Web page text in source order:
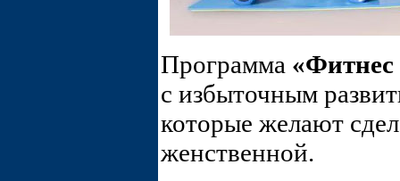
Программа
с избыточным
которые желают
женственной.